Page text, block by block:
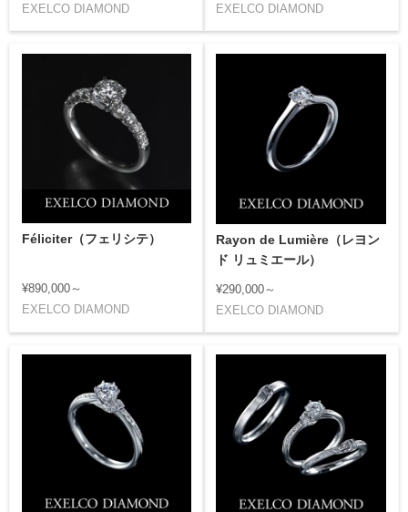
EXELCO DIAMOND
EXELCO DIAMOND
Féliciter（フェリシテ）
¥890,000～
EXELCO DIAMOND
Rayon de Lumière（レヨン
ド リュミエール）
¥290,000～
EXELCO DIAMOND